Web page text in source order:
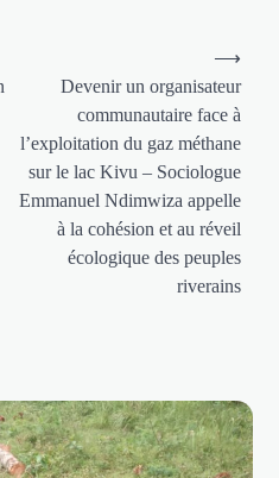
Devenir un organisateur
communautaire face à
l’exploitation du gaz méthane
sur le lac Kivu – Sociologue
Emmanuel Ndimwiza appelle
à la cohésion et au réveil
écologique des peuples
riverains
⟶